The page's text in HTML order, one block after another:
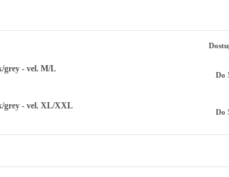
grey - vel. M/L
Do
grey - vel. XL/XXL
Do